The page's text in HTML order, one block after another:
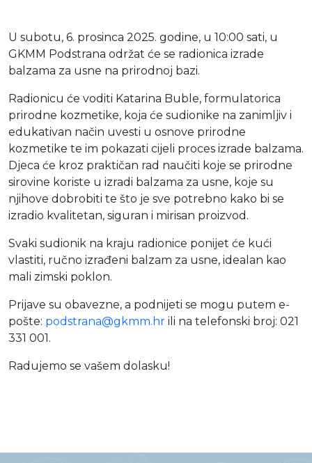
U subotu, 6. prosinca 2025. godine, u 10:00 sati, u
GKMM Podstrana održat će se radionica izrade
balzama za usne na prirodnoj bazi.
Radionicu će voditi Katarina Buble, formulatorica
prirodne kozmetike, koja će sudionike na zanimljiv i
edukativan način uvesti u osnove prirodne
kozmetike te im pokazati cijeli proces izrade balzama.
Djeca će kroz praktičan rad naučiti koje se prirodne
sirovine koriste u izradi balzama za usne, koje su
njihove dobrobiti te što je sve potrebno kako bi se
izradio kvalitetan, siguran i mirisan proizvod.
Svaki sudionik na kraju radionice ponijet će kući
vlastiti, ručno izrađeni balzam za usne, idealan kao
mali zimski poklon.
Prijave su obavezne, a podnijeti se mogu putem e-
pošte: podstrana@gkmm.hr ili na telefonski broj: 021
331 001.
Radujemo se vašem dolasku!